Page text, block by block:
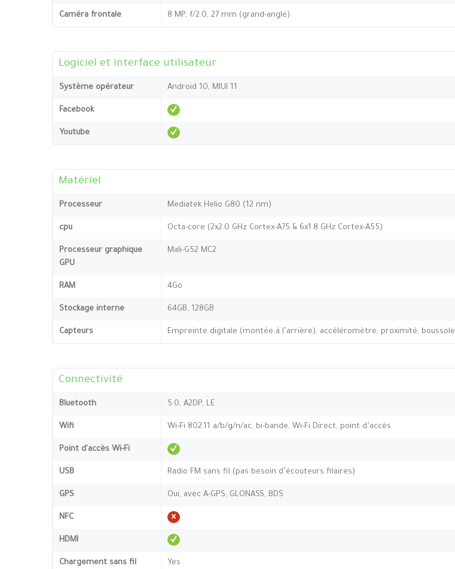
Caméra frontale 8 MP, f/2.0, 27 mm (grand-angle)
Logiciel et interface utilisateur
Système opérateur Android 10, MIUI 11
Facebook
Youtube
Matériel
Processeur Mediatek Helio G80 (12 nm)
cpu Octa-core (2x2.0 GHz Cortex-A75 & 6x1.8 GHz Cortex-A55)
Processeur graphique
GPU
Mali-G52 MC2
RAM 4Go
Stockage interne 64GB, 128GB
Capteurs Empreinte digitale (montée à l’arrière), accéléromètre, proximité, boussole
Connectivité
Bluetooth 5.0, A2DP, LE
Wifi Wi-Fi 802.11 a/b/g/n/ac, bi-bande, Wi-Fi Direct, point d’accès
Point d'accès Wi-Fi
USB Radio FM sans fil (pas besoin d’écouteurs filaires)
GPS Oui, avec A-GPS, GLONASS, BDS
NFC
HDMI
Chargement sans fil Yes